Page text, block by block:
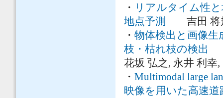
・ リアルタイム性
地点予測
吉田 将規
・ 物体検出と画像
枝・枯れ枝の検出
花坂 弘之, 永井 利幸
・ Multimodal large
映像を用いた高速